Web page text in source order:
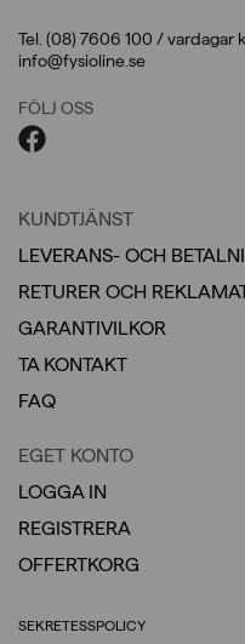
Tel. (08) 7606 100 / vardagar
info@fysioline.se
FÖLJ OSS
KUNDTJÄNST
LEVERANS- OCH
RETURER OCH
GARANTIVILKOR
TA KONTAKT
FAQ
EGET KONTO
LOGGA IN
REGISTRERA
OFFERTKORG
SEKRETESSPOLICY